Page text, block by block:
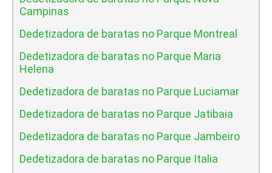
Campinas
Dedetizadora de baratas no Parque Montreal
Dedetizadora de baratas no Parque Maria
Helena
Dedetizadora de baratas no Parque Luciamar
Dedetizadora de baratas no Parque Jatibaia
Dedetizadora de baratas no Parque Jambeiro
Dedetizadora de baratas no Parque Italia